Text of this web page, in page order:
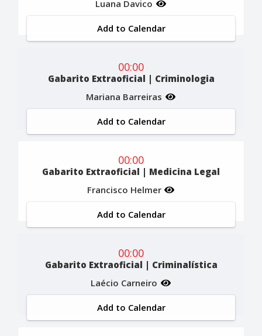
Luana Davico
Add to Calendar
00:00
Gabarito Extraoficial | Criminologia
Mariana Barreiras
Add to Calendar
00:00
Gabarito Extraoficial | Medicina Legal
Francisco Helmer
Add to Calendar
00:00
Gabarito Extraoficial | Criminalística
Laécio Carneiro
Add to Calendar